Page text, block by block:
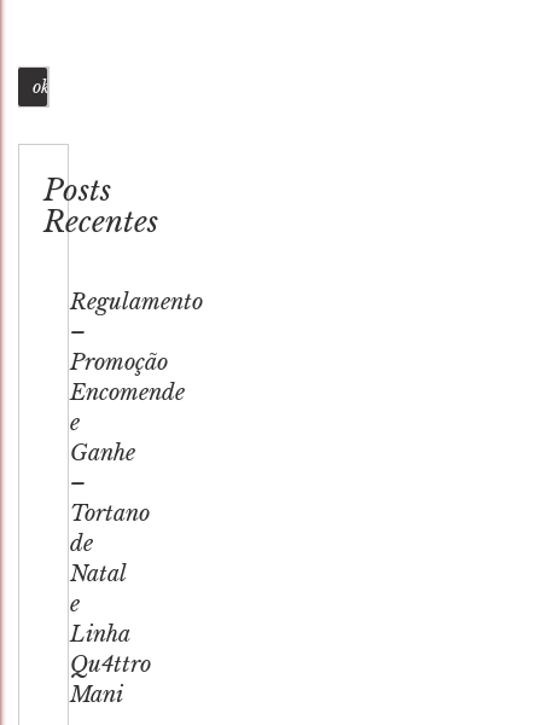
Busca
Posts
Recentes
Regulamento
–
Promoção
Encomende
e
Ganhe
–
Tortano
de
Natal
e
Linha
Qu4ttro
Mani